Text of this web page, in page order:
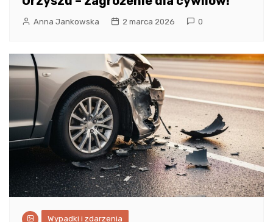
Anna Jankowska 2 marca 2026 0
Wypadki i zdarzenia